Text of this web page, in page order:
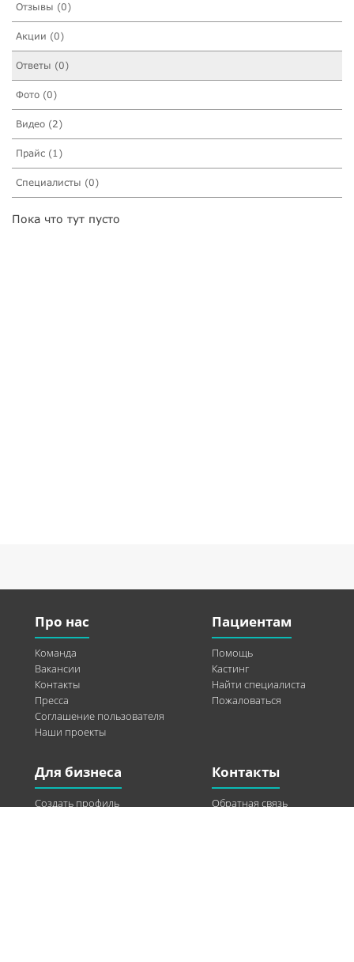
Отзывы (0)
Акции (0)
Ответы (0)
Фото (0)
Видео (2)
Прайс (1)
Специалисты (0)
Пока что тут пусто
Про нас
Команда
Вакансии
Контакты
Пресса
Соглашение пользователя
Наши проекты
Пациентам
Помощь
Кастинг
Найти специалиста
Пожаловаться
Для бизнеса
Создать профиль
Контакты
Обратная связь